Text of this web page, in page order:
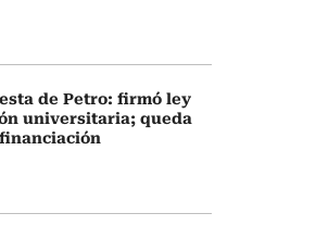
de Petro: firmó ley
universitaria; queda